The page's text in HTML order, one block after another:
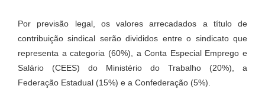
Por previsão legal, os valores arrecadados a título de
contribuição sindical serão divididos entre o sindicato que
representa a categoria (60%), a Conta Especial Emprego e
Salário (CEES) do Ministério do Trabalho (20%), a
Federação Estadual (15%) e a Confederação (5%).